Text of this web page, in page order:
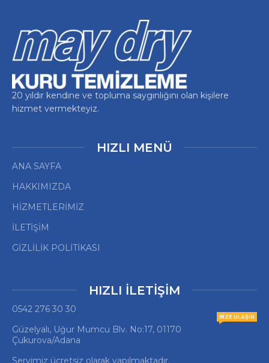
20 yıldır kendine ve topluma saygınlığını olan kişilere
hizmet vermekteyiz.
HIZLI MENÜ
ANA SAYFA
HAKKIMIZDA
HİZMETLERİMİZ
İLETİŞİM
GİZLİLİK POLİTİKASI
HIZLI İLETİŞİM
0542 276 30 30
Güzelyalı, Uğur Mumcu Blv. No:17, 01170
Çukurova/Adana
BIZE ULAŞIN
Servimiz ücretsiz olarak yapılmaktadır.